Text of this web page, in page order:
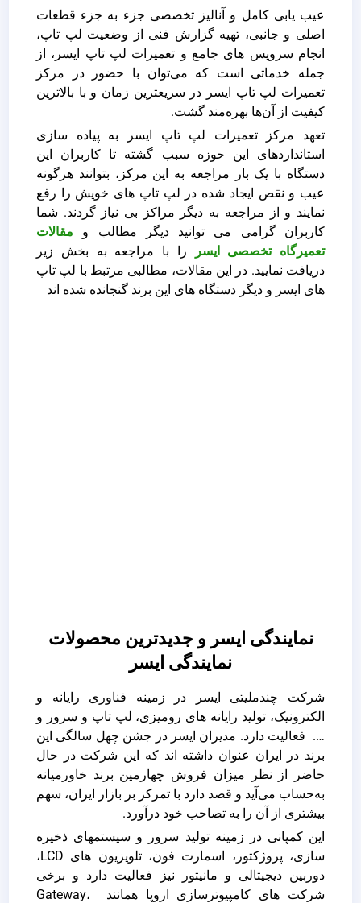
عیب یابی کامل و آنالیز تخصصی جزء به جزء قطعات
اصلی و جانبی، تهیه گزارش فنی از وضعیت لپ تاپ،
انجام سرویس های جامع و تعمیرات لپ تاپ ایسر، از
جمله خدماتی است که می‌توان با حضور در مرکز
تعمیرات لپ تاپ ایسر در سریعترین زمان و با بالاترین
کیفیت از آن‌ها بهره‌مند گشت.
تعهد مرکز تعمیرات لپ تاپ ایسر به پیاده سازی
استانداردهای این حوزه سبب گشته تا کاربران این
دستگاه با یک بار مراجعه به این مرکز، بتوانند هرگونه
عیب و نقص ایجاد شده در لپ تاپ های خویش را رفع
نمایند و از مراجعه به دیگر مراکز بی ‌نیاز گردند. شما
کاربران گرامی می توانید دیگر مطالب و مقالات
تعمیرگاه تخصصی ایسر
را با مراجعه به بخش زیر
دریافت نمایید. در این مقالات، مطالبی مرتبط با لپ تاپ
های ایسر و دیگر دستگاه های این برند گنجانده شده اند
نمایندگی ایسر و جدیدترین محصولات
نمایندگی ایسر
شرکت چندملیتی ایسر در زمینه فناوری رایانه و
الکترونیک، تولید رایانه های رومیزی، لپ تاپ و سرور و
…. فعالیت دارد. مدیران ایسر در جشن چهل سالگی این
برند در ایران عنوان داشته اند که این شرکت در حال
حاضر از نظر میزان فروش چهارمین برند خاورمیانه
به‌حساب می‌آید و قصد دارد با تمرکز بر بازار ایران، سهم
بیشتری از آن را به تصاحب خود درآورد.
این کمپانی در زمینه تولید سرور و سیستمهای ذخیره
سازی، پروژکتور، اسمارت فون‌، تلویزیون های LCD،
دوربین‌ دیجیتالی و مانیتور نیز فعالیت دارد و برخی
شرکت ‌های کامپیوترسازی اروپا همانند Gateway،